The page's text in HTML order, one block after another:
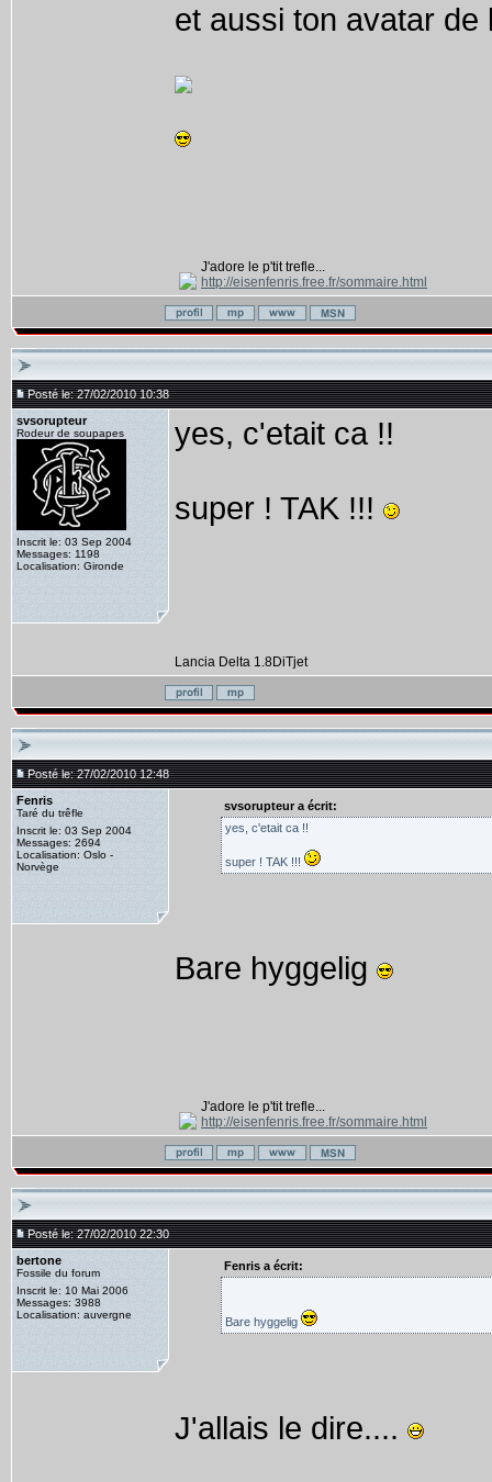
et aussi ton avatar de
J'adore le p'tit trefle...
http://eisenfenris.free.fr/sommaire.html
Posté le: 27/02/2010 10:38
svsorupteur
Rodeur de soupapes
Inscrit le: 03 Sep 2004
Messages: 1198
Localisation: Gironde
yes, c'etait ca !!
super ! TAK !!!
Lancia Delta 1.8DiTjet
Posté le: 27/02/2010 12:48
Fenris
Taré du trêfle
Inscrit le: 03 Sep 2004
Messages: 2694
Localisation: Oslo -
Norvège
svsorupteur a écrit:
yes, c'etait ca !!
super ! TAK !!!
Bare hyggelig
J'adore le p'tit trefle...
http://eisenfenris.free.fr/sommaire.html
Posté le: 27/02/2010 22:30
bertone
Fossile du forum
Inscrit le: 10 Mai 2006
Messages: 3988
Localisation: auvergne
Fenris a écrit:
Bare hyggelig
J'allais le dire....